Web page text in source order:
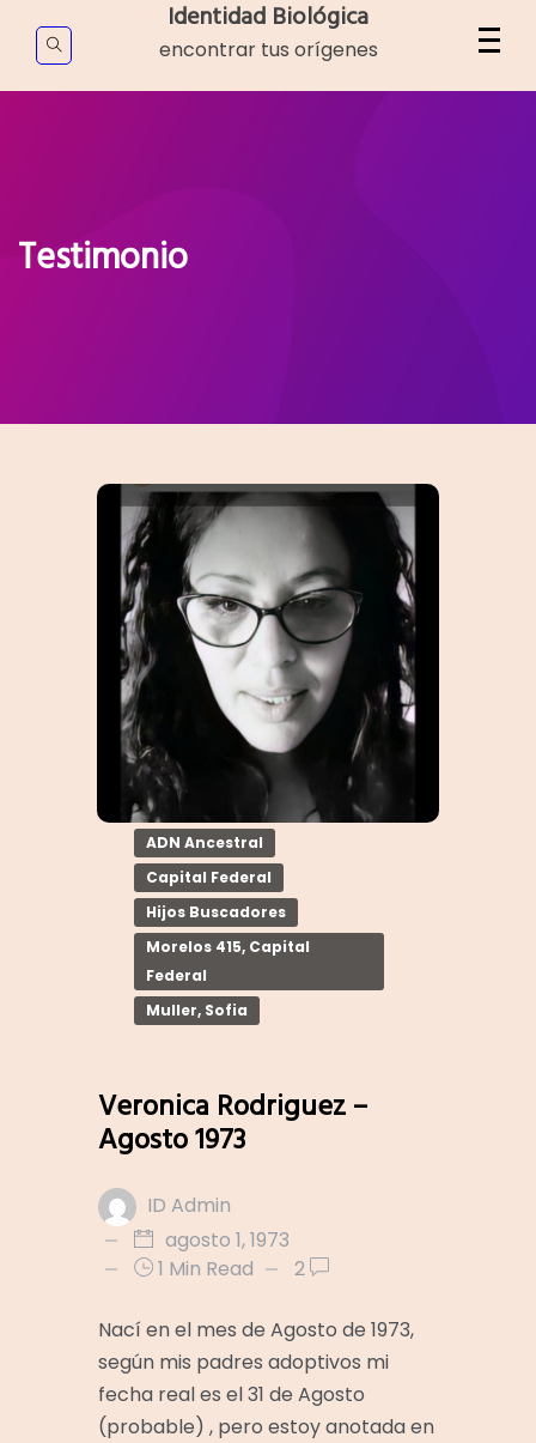
content
Identidad Biológica
encontrar tus orígenes
Testimonio
ADN Ancestral
Capital Federal
Hijos Buscadores
Morelos 415, Capital
Federal
Muller, Sofia
Veronica Rodriguez –
Agosto 1973
ID Admin
agosto 1, 1973
1 Min Read
2
Nací en el mes de Agosto de 1973,
según mis padres adoptivos mi
fecha real es el 31 de Agosto
(probable) , pero estoy anotada en